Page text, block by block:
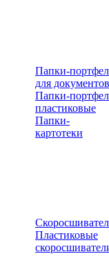
Папки-
для документов
Папки-
пластиковые
Папки-
картотеки
Пластиковые